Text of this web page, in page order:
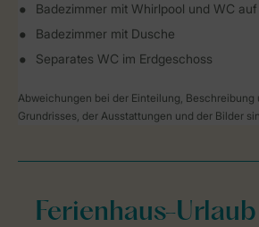
Badezimmer mit Whirlpool und WC
Badezimmer mit Dusche
Separates WC im Erdgeschoss
Abweichungen bei der Einteilung, Beschreibung
Grundrisses, der Ausstattungen und der Bilder
Ferienhaus-